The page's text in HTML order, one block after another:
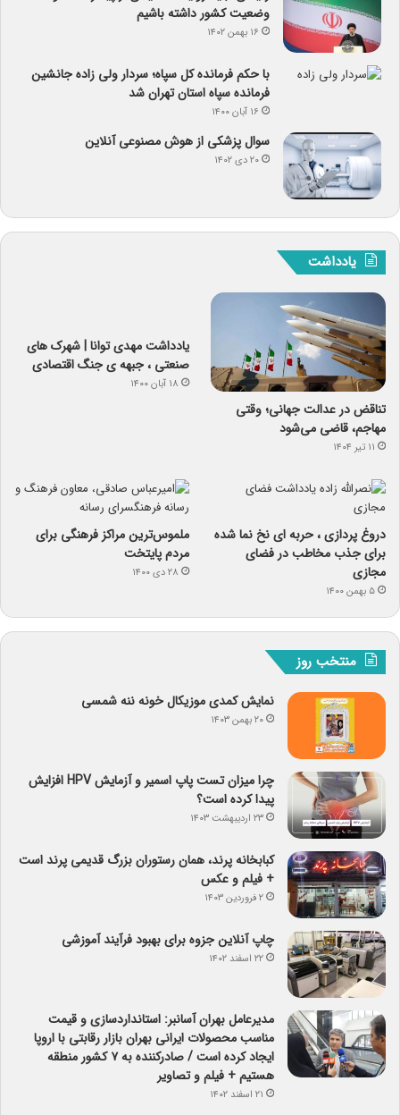
وضعیت کشور داشته باشیم
۱۶ بهمن ۱۴۰۲
با حکم فرمانده کل سپاه؛ سردار ولی زاده جانشین
فرمانده سپاه استان تهران شد
۱۶ آبان ۱۴۰۰
سوال پزشکی از هوش مصنوعی آنلاین
۲۰ دی ۱۴۰۲
یادداشت
تناقض در عدالت جهانی؛ وقتی
مهاجم، قاضی می‌شود
۱۱ تیر ۱۴۰۴
یادداشت مهدی توانا | شهرک های
صنعتی ، جبهه ی جنگ اقتصادی
۱۸ آبان ۱۴۰۰
دروغ پردازی ، حربه ای نخ نما شده
برای جذب مخاطب در فضای
مجازی
۵ بهمن ۱۴۰۰
ملموس‌ترین مراکز فرهنگی برای
مردم پایتخت
۲۸ دی ۱۴۰۰
منتخب روز
نمایش کمدی موزیکال خونه ننه شمسی
۲۰ بهمن ۱۴۰۳
چرا میزان تست پاپ اسمیر و آزمایش HPV افزایش
پیدا کرده است؟
۲۳ اردیبهشت ۱۴۰۳
کبابخانه پرند، همان رستوران بزرگ قدیمی پرند است
+ فیلم و عکس
۲ فروردین ۱۴۰۳
چاپ آنلاین جزوه برای بهبود فرآیند آموزشی
۲۲ اسفند ۱۴۰۲
مدیرعامل بهران آسانبر: استانداردسازی و قیمت
مناسب محصولات ایرانی بهران بازار رقابتی با اروپا
ایجاد کرده است / صادرکننده به ۷ کشور منطقه
هستیم + فیلم و تصاویر
۲۱ اسفند ۱۴۰۲